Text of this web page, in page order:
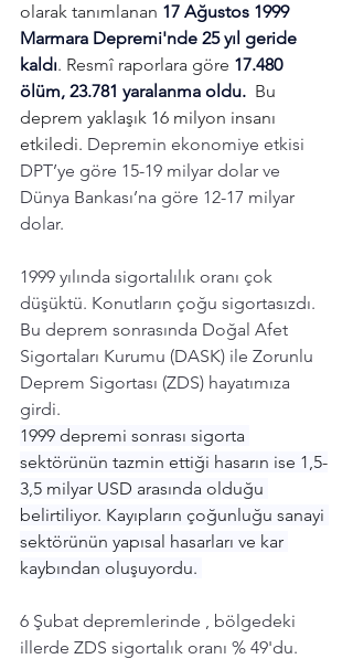
olarak tanımlanan 17 Ağustos 1999
Marmara Depremi'nde 25 yıl geride
kaldı. Resmî raporlara göre 17.480
ölüm, 23.781 yaralanma oldu. Bu
deprem yaklaşık 16 milyon insanı
etkiledi. Depremin ekonomiye etkisi
DPT’ye göre 15-19 milyar dolar ve
Dünya Bankası’na göre 12-17 milyar
dolar.
1999 yılında sigortalılık oranı çok
düşüktü. Konutların çoğu sigortasızdı.
Bu deprem sonrasında Doğal Afet
Sigortaları Kurumu (DASK) ile Zorunlu
Deprem Sigortası (ZDS) hayatımıza
girdi.
1999 depremi sonrası sigorta
sektörünün tazmin ettiği hasarın ise 1,5-
3,5 milyar USD arasında olduğu
belirtiliyor. Kayıpların çoğunluğu sanayi
sektörünün yapısal hasarları ve kar
kaybından oluşuyordu.
6 Şubat depremlerinde , bölgedeki
illerde ZDS sigortalık oranı % 49'du.